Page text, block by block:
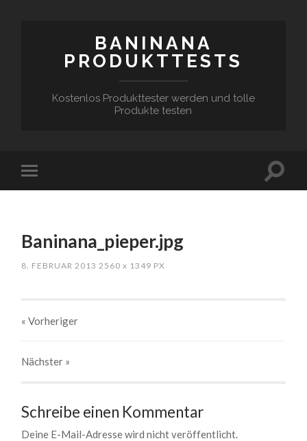
BANINANA
PRODUKTTESTS
Kostenlos Produkttester werden und tolle
Produkte testen
Baninana_pieper.jpg
8. FEBRUAR 2013 2560x 1349 PX
« Vorheriger
Nächster »
Schreibe einen Kommentar
Deine E-Mail-Adresse wird nicht veröffentlicht.